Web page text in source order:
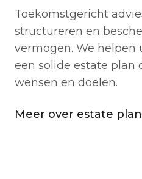
Toekomstgericht
structureren en
vermogen. We helpen
een solide estate plan
wensen en doelen.
Meer over estate